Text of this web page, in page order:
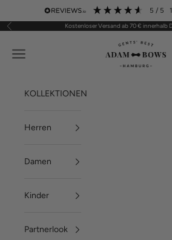
Zum Inhalt springen 5 / 5
Zurück Kostenloser Versand ab 70 € innerhalb
ADAM BOWS
Menü
KOLLEKTIONEN
Herren
Damen
Kinder
Partnerlook